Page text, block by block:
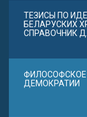
ТЕЗИСЫ ПО
БЕЛАРУСКИХ
СПРАВОЧНИК
ФИЛОСОФСКОЕ
ДЕМОКРАТИИ